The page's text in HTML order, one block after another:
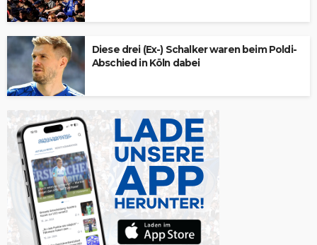
Diese drei (Ex-) Schalker waren beim Poldi-
Abschied in Köln dabei